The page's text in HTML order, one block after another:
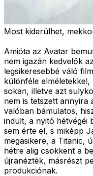
Most kiderülhet,
Amióta az Avatar
nem igazán kedvelők
legsikeresebbé váló
különféle
sokan, illetve azt
nem is tetszett annyira
valóban bámulatos,
indult, a nyitó hétvégéi
sem érte el, s miképp
megasikere, a Titanic,
hétre alig csökkent a
újranézték, másrészt
produkciónak.